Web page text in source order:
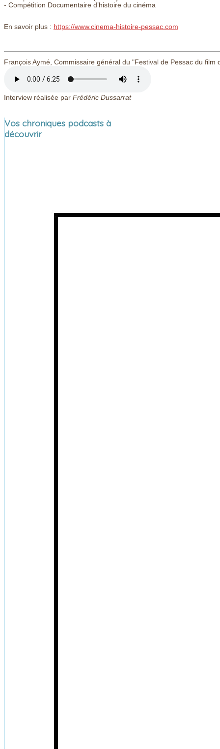
- Compétition Documentaire d’histoire du cinéma
En savoir plus : https://www.cinema-histoire-pessac.com
François Aymé, Commissaire général du "Festival de Pessac du
Interview réalisée par Frédéric Dussarrat
Vos chroniques podcasts à
découvrir